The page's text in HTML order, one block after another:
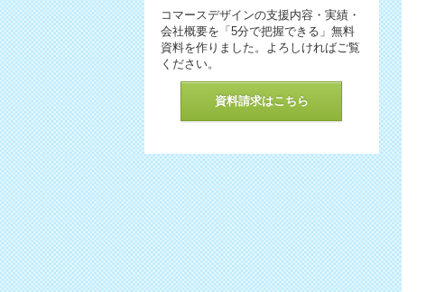
コマースデザインの支援内容・実績・
会社概要を「5分で把握できる」無料
資料を作りました。よろしければご覧
ください。
資料請求はこちら